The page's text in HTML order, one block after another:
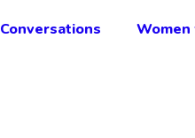
Conversations